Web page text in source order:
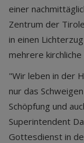
einer
Zentrum der
in einen
mehrere
"Wir leben in der
nur das
Schöpfung und
Superintendent
Gottesdienst in